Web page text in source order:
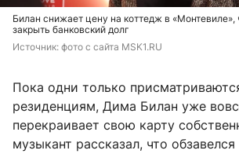
Билан снижает цену на коттедж в «Монтевиле»,
закрыть банковский долг
Источник: фото с сайта MSK1.RU
Пока одни только
резиденциям, Дима Билан уже
перекраивает свою карту
музыкант рассказал, что